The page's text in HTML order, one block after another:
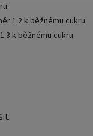
1:2 k běžnému cukru.
k běžnému cukru.